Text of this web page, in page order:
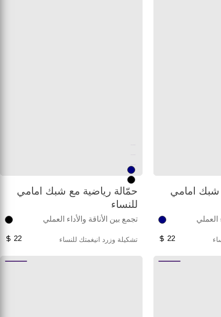
شبك امامي
العملي
22
حمّالة رياضية مع شبك امامي
للنساء
تجمع بين الأناقة والأداء العملي
تشكيلة وزرد انيغمتك للنساء 22